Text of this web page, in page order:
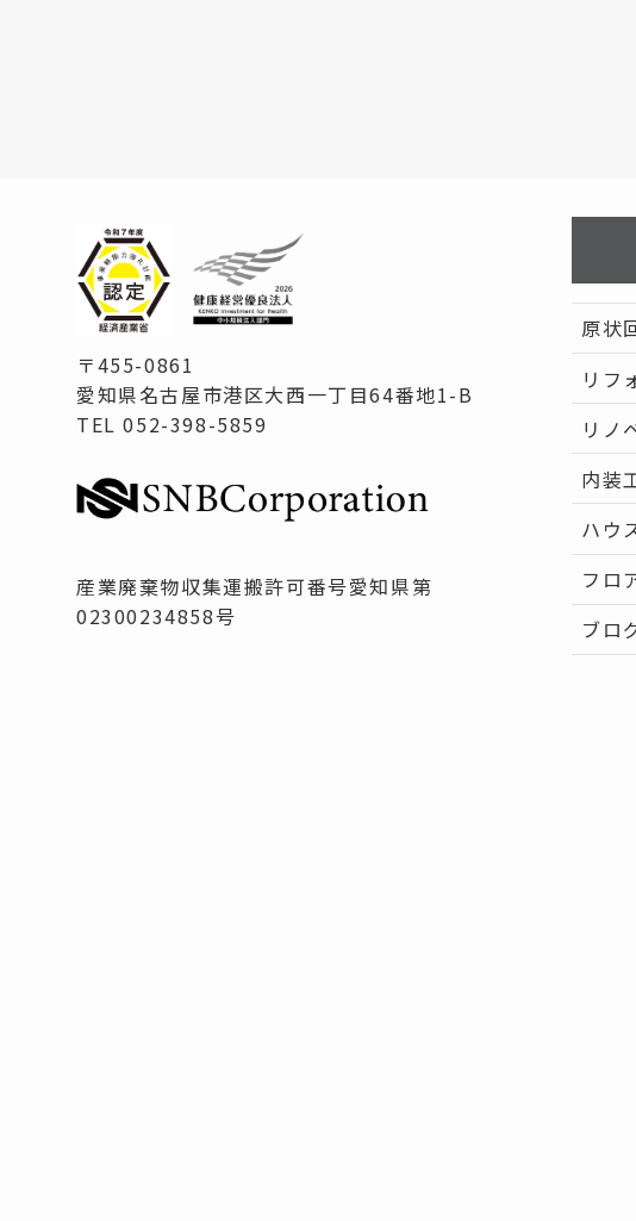
〒455-0861
愛知県名古屋市港区大西一丁目64番地1-B
TEL 052-398-5859
産業廃棄物収集運搬許可番号愛知県第
02300234858号
原状
リフ
リノ
内装
ハウ
フロ
ブロ